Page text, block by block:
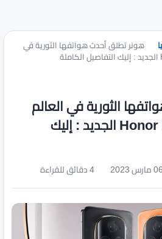
هونر تطلق أحدث هواتفها الثورية في
الثورية في العالم
Honor Magic5 Ultimate الجديد : إليك